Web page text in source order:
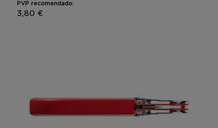
PVP recomendado:
3,80 €